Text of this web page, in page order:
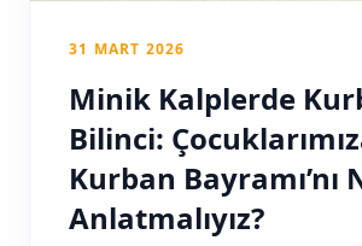
31 MART 2026
Minik Kalplerde
Bilinci:
Kurban Bayramı’nı
Anlatmalıyız?